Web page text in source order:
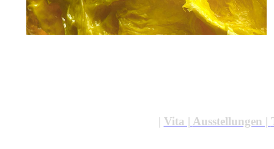
| Vita | Ausstellungen |